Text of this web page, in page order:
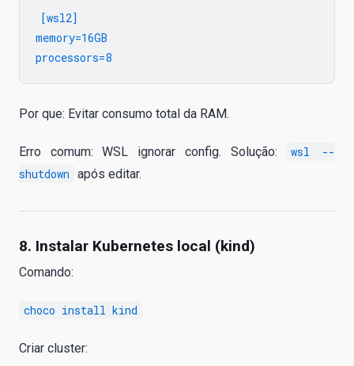
[wsl2]
memory=16GB
Por que: Evitar consumo total da RAM.
Erro comum: WSL ignorar config. Solução:
wsl --
shutdown após editar.
8. Instalar Kubernetes local (kind)
Comando:
choco install kind
Criar cluster: